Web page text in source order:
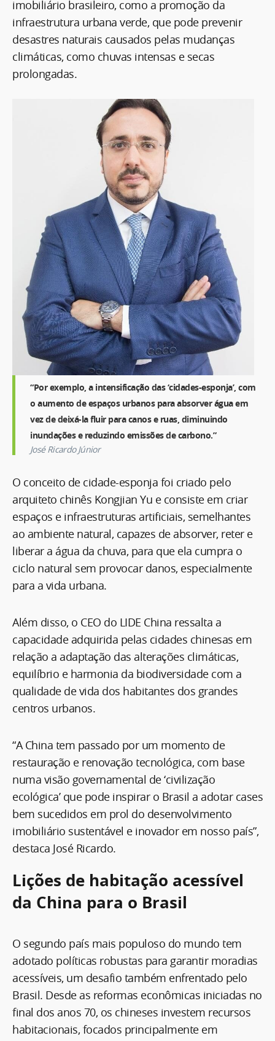
imobiliário brasileiro, como a promoção da
infraestrutura urbana verde, que pode prevenir
desastres naturais causados pelas mudanças
climáticas, como chuvas intensas e secas
prolongadas.
“Por exemplo, a intensificação das ‘cidades-esponja’, com
o aumento de espaços urbanos para absorver água em
vez de deixá-la fluir para canos e ruas, diminuindo
inundações e reduzindo emissões de carbono.”
José Ricardo Júnior
O conceito de cidade-esponja foi criado pelo
arquiteto chinês Kongjian Yu e consiste em criar
espaços e infraestruturas artificiais, semelhantes
ao ambiente natural, capazes de absorver, reter e
liberar a água da chuva, para que ela cumpra o
ciclo natural sem provocar danos, especialmente
para a vida urbana.
Além disso, o CEO do LIDE China ressalta a
capacidade adquirida pelas cidades chinesas em
relação a adaptação das alterações climáticas,
equilíbrio e harmonia da biodiversidade com a
qualidade de vida dos habitantes dos grandes
centros urbanos.
“A China tem passado por um momento de
restauração e renovação tecnológica, com base
numa visão governamental de ‘civilização
ecológica’ que pode inspirar o Brasil a adotar cases
bem sucedidos em prol do desenvolvimento
imobiliário sustentável e inovador em nosso país”,
destaca José Ricardo.
Lições de habitação acessível
da China para o Brasil
O segundo país mais populoso do mundo tem
adotado políticas robustas para garantir moradias
acessíveis, um desafio também enfrentado pelo
Brasil. Desde as reformas econômicas iniciadas no
final dos anos 70, os chineses investem recursos
habitacionais, focados principalmente em